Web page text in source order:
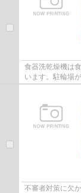
食器洗乾燥機は
います。駐輪場
古でありながら
不審者対策に欠